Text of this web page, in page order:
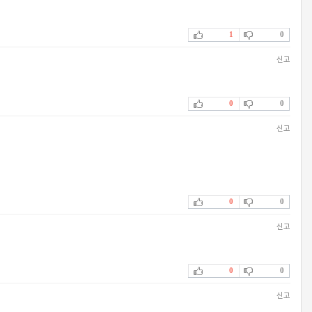
1 0
신고
0 0
신고
0 0
신고
0 0
신고